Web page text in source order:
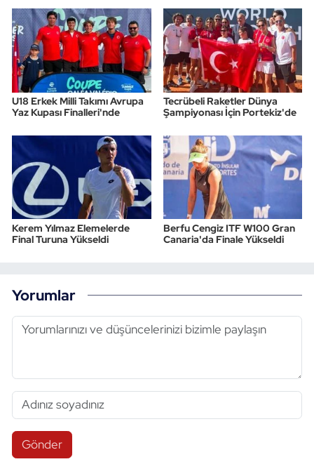
U18 Erkek Milli Takımı Avrupa
Yaz Kupası Finalleri'nde
Tecrübeli Raketler Dünya
Şampiyonası İçin Portekiz'de
Kerem Yılmaz Elemelerde
Final Turuna Yükseldi
Berfu Cengiz ITF W100 Gran
Canaria'da Finale Yükseldi
Yorumlar
Gönder